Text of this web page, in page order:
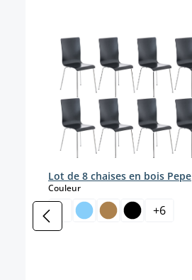
Lot de 8 chaises en bois Pepe
Couleurselect
+6